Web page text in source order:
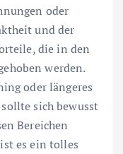
oder
und der
die in den
werden.
oder längeres
sich bewusst
Bereichen
es ein tolles